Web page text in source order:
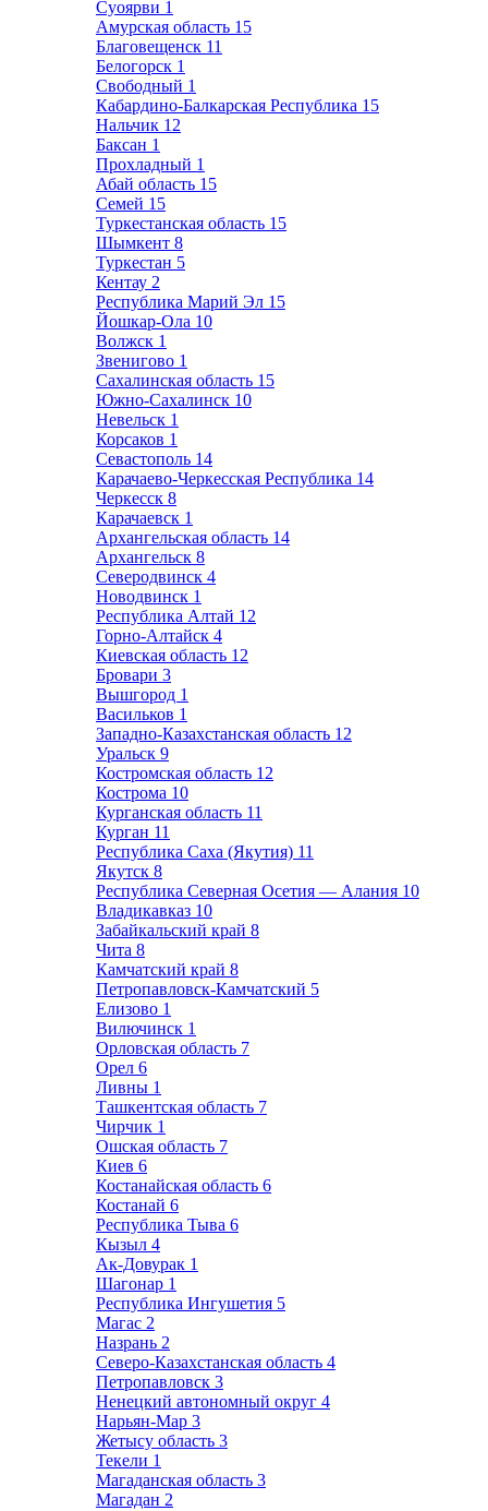
Суоярви 1
Амурская область 15
Благовещенск 11
Белогорск 1
Свободный 1
Кабардино-Балкарская Республика 15
Нальчик 12
Баксан 1
Прохладный 1
Абай область 15
Семей 15
Туркестанская область 15
Шымкент 8
Туркестан 5
Кентау 2
Республика Марий Эл 15
Йошкар-Ола 10
Волжск 1
Звенигово 1
Сахалинская область 15
Южно-Сахалинск 10
Невельск 1
Корсаков 1
Севастополь 14
Карачаево-Черкесская Республика 14
Черкесск 8
Карачаевск 1
Архангельская область 14
Архангельск 8
Северодвинск 4
Новодвинск 1
Республика Алтай 12
Горно-Алтайск 4
Киевская область 12
Бровари 3
Вышгород 1
Васильков 1
Западно-Казахстанская область 12
Уральск 9
Костромская область 12
Кострома 10
Курганская область 11
Курган 11
Республика Саха (Якутия) 11
Якутск 8
Республика Северная Осетия — Алания 10
Владикавказ 10
Забайкальский край 8
Чита 8
Камчатский край 8
Петропавловск-Камчатский 5
Елизово 1
Вилючинск 1
Орловская область 7
Орел 6
Ливны 1
Ташкентская область 7
Чирчик 1
Ошская область 7
Киев 6
Костанайская область 6
Костанай 6
Республика Тыва 6
Кызыл 4
Ак-Довурак 1
Шагонар 1
Республика Ингушетия 5
Магас 2
Назрань 2
Северо-Казахстанская область 4
Петропавловск 3
Ненецкий автономный округ 4
Нарьян-Мар 3
Жетысу область 3
Текели 1
Магаданская область 3
Магадан 2